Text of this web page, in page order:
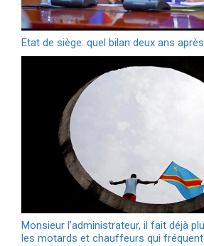
Etat de siège: quel bilan deux ans
Monsieur l’administrateur, il fait déjà
les motards et chauffeurs qui